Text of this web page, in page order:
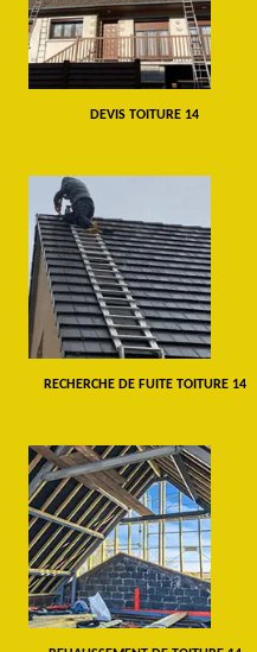
DEVIS TOITURE 14
RECHERCHE DE FUITE TOITURE 14